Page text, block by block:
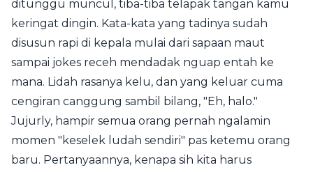
ditunggu muncul, tiba-tiba telapak tangan kamu
keringat dingin. Kata-kata yang tadinya sudah
disusun rapi di kepala mulai dari sapaan maut
sampai jokes receh mendadak nguap entah ke
mana. Lidah rasanya kelu, dan yang keluar cuma
cengiran canggung sambil bilang, "Eh, halo."
Jujurly, hampir semua orang pernah ngalamin
momen "keselek ludah sendiri" pas ketemu orang
baru. Pertanyaannya, kenapa sih kita harus